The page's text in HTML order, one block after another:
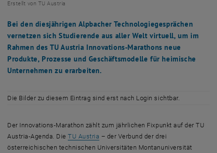
Erstellt von TU Austria
Bei den diesjährigen Alpbacher Technologiegesprächen
vernetzen sich Studierende aus aller Welt virtuell, um im
Rahmen des TU Austria Innovations-Marathons neue
Produkte, Prozesse und Geschäftsmodelle für heimische
Unternehmen zu erarbeiten.
Die Bilder zu diesem Eintrag sind erst nach Login sichtbar.
Der Innovations-Marathon zählt zum jährlichen Fixpunkt auf der TU
Austria-Agenda. DieTU Austria , öffnet eine externe URL in einem
– der Verbund der drei
österreichischen technischen Universitäten Montanuniversität